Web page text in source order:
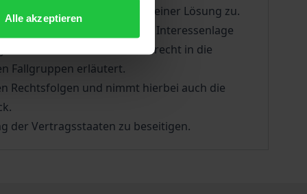
Alle akzeptieren
offen gelassene Frage einer Lösung zu.
zur Verdeutlichung der Interessenlage
Besuchs- und Gastrecht in die
Fallgruppen erläutert.
Rechtsfolgen und nimmt hierbei auch die
der Vertragsstaaten zu beseitigen.